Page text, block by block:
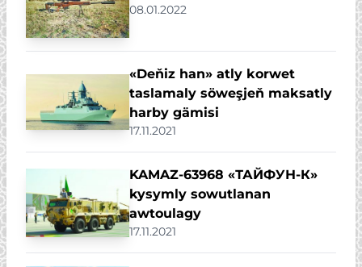
08.01.2022
«Deňiz han» atly korwet
taslamaly söweşjeň maksatly
harby gämisi
17.11.2021
KAMAZ-63968 «ТАЙФУН-К»
kysymly sowutlanan
awtoulagy
17.11.2021